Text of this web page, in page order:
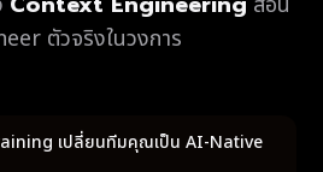
ตัวจริงในวงการ
เปลี่ยนทีมคุณเป็น AI-Native